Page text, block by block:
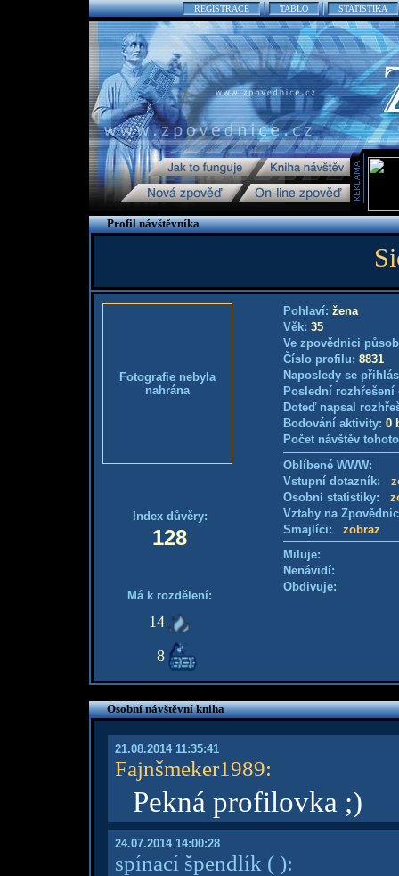
REGISTRACE TABLO STATISTIKA
Profil návštěvníka
Fotografie nebyla
nahrána
Index důvěry:
128
Má k rozdělení:
14
8
Pohlaví: žena
Věk: 35
Ve zpovědnici
Číslo profilu: 8831
Naposledy se
Poslední
Doteď napsal
Bodování aktivity: 0
Počet návštěv
Oblíbené WWW:
Vstupní dotazník:
Osobní statistiky:
Vztahy na
Smajlíci: zobraz
Miluje:
Nenávidí:
Obdivuje:
Osobní návštěvní kniha
21.08.2014 11:35:41
Fajnšmeker1989:
Pekná profilovka ;)
24.07.2014 14:00:28
spínací špendlík ( ):